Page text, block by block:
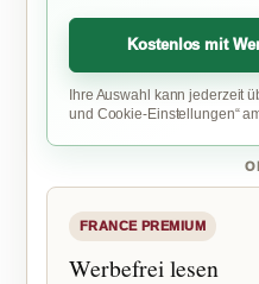
Kostenlos mit
Ihre Auswahl kann jederzeit
und Cookie-Einstellungen“
FRANCE PREMIUM
Werbefrei lesen